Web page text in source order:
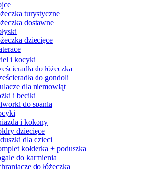
turystyczne
dostawne
dziecięce
i kocyki
do łóżeczka
do gondoli
dla niemowląt
i beciki
do spania
i kokony
dziecięce
dla dzieci
kołderka + poduszka
do karmienia
do łóżeczka